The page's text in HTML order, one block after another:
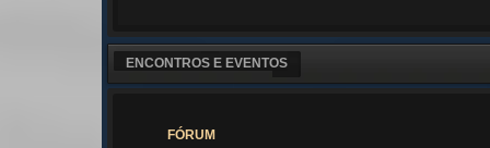
ENCONTROS E EVENTOS
FÓRUM